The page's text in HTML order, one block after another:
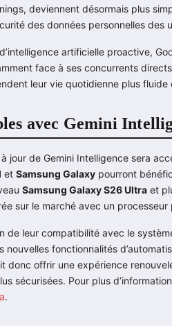
deviennent désormais plus
des données personnelles des
artificielle proactive,
face à ses concurrents
leur vie quotidienne plus
avec Gemini
jour de Gemini Intelligence sera
et Samsung Galaxy pourront
Samsung Galaxy S26 Ultra et
sur le marché avec un processeur
de leur compatibilité avec le
fonctionnalités
donc offrir une expérience
sécurisées. Pour plus
.